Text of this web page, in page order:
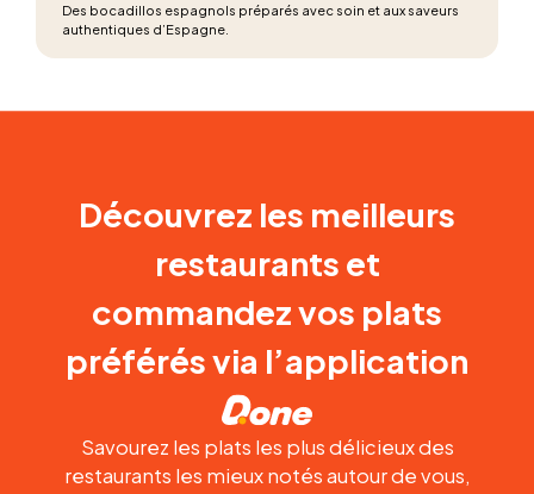
Des bocadillos espagnols préparés avec soin et aux saveurs
authentiques d’Espagne.
Découvrez les meilleurs
restaurants et
commandez vos plats
préférés via l’application
Savourez les plats les plus délicieux des
restaurants les mieux notés autour de vous,